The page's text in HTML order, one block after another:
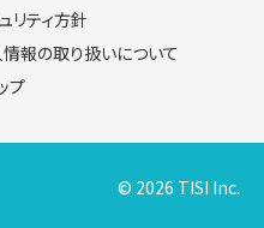
リティ方針
報の取り扱いについて
プ
© 2026 TISI Inc.